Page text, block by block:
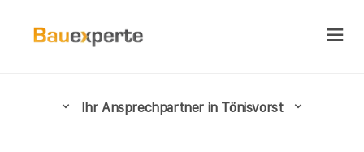
Ihr Ansprechpartner in Tönisvorst